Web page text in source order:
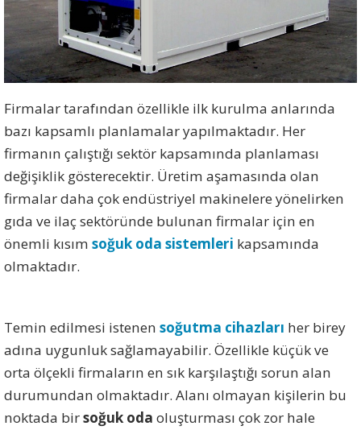
Firmalar tarafından özellikle ilk kurulma anlarında
bazı kapsamlı planlamalar yapılmaktadır. Her
firmanın çalıştığı sektör kapsamında planlaması
değişiklik gösterecektir. Üretim aşamasında olan
firmalar daha çok endüstriyel makinelere yönelirken
gıda ve ilaç sektöründe bulunan firmalar için en
önemli kısım soğuk oda sistemleri kapsamında
olmaktadır.
Temin edilmesi istenen soğutma cihazları her birey
adına uygunluk sağlamayabilir. Özellikle küçük ve
orta ölçekli firmaların en sık karşılaştığı sorun alan
durumundan olmaktadır. Alanı olmayan kişilerin bu
noktada birsoğuk oda oluşturması çok zor hale